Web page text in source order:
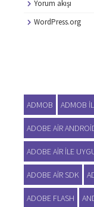
Yorum akışı
WordPress.org
ADMOB ADMOB
ADOBE AIR
ADOBE AIR ILE
ADOBE AIR SDK
ADOBE FLASH